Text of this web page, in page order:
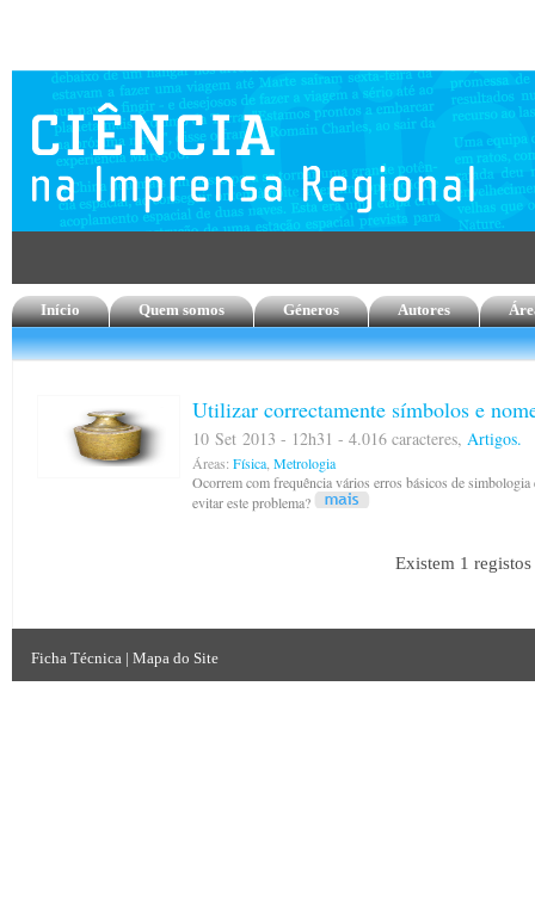
Início Quem somos Géneros Autores
Utilizar correctamente símbolos e
10 Set 2013 - 12h31 - 4.016 caracteres, Artigos.
Áreas: Física Metrologia
Ocorrem com frequência vários erros básicos de
evitar este problema?
Existem 1
Ficha Técnica | Mapa do Site